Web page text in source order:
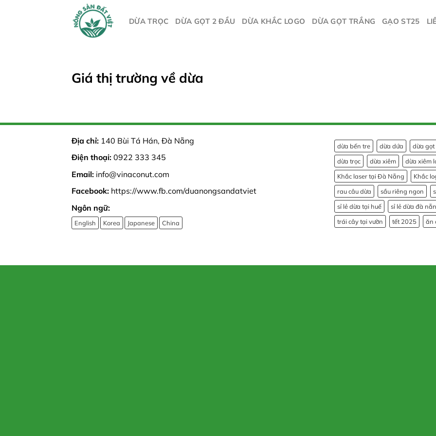
DỪA TRỌC DỪA GỌT 2 ĐẦU DỪA KHẮC LOGO DỪA GỌT TRẮNG GẠO ST25
Giá thị trường về dừa
Địa chỉ: 140 Bùi Tá Hán, Đà Nẵng
Điện thoại: 0922 333 345
Email: info@vinaconut.com
Facebook: https://www.fb.com/duanongsandatviet
Ngôn ngữ:
English Korea Japanese China
dừa bến tre dừa dứa
dừa gọt
dừa trọc
dừa xiêm
dừa xiêm
Khắc laser tại Đà Nẵng
Khắc
rau câu dừa
sầu riêng ngon
sỉ lẻ dừa tại huế
sỉ lẻ dừa đà
trái cây tại vườn
tết 2025 ăn